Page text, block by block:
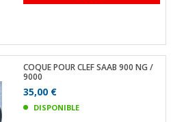
COQUE POUR CLEF SAAB 900 NG /
9000
35,00 €
DISPONIBLE